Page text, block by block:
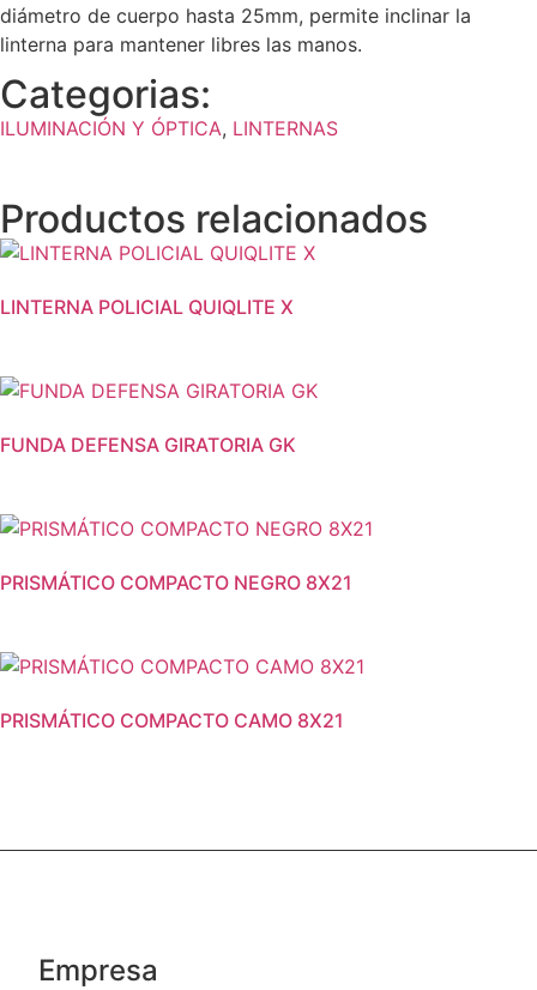
diámetro de cuerpo hasta 25mm, permite inclinar la
linterna para mantener libres las manos.
Categorias:
ILUMINACIÓN Y ÓPTICA, LINTERNAS
Productos relacionados
LINTERNA POLICIAL QUIQLITE X
FUNDA DEFENSA GIRATORIA GK
PRISMÁTICO COMPACTO NEGRO 8X21
PRISMÁTICO COMPACTO CAMO 8X21
Empresa